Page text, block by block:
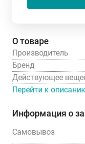
О товаре
Производитель
Бренд
Действующее
Перейти к
Информация о
Самовывоз